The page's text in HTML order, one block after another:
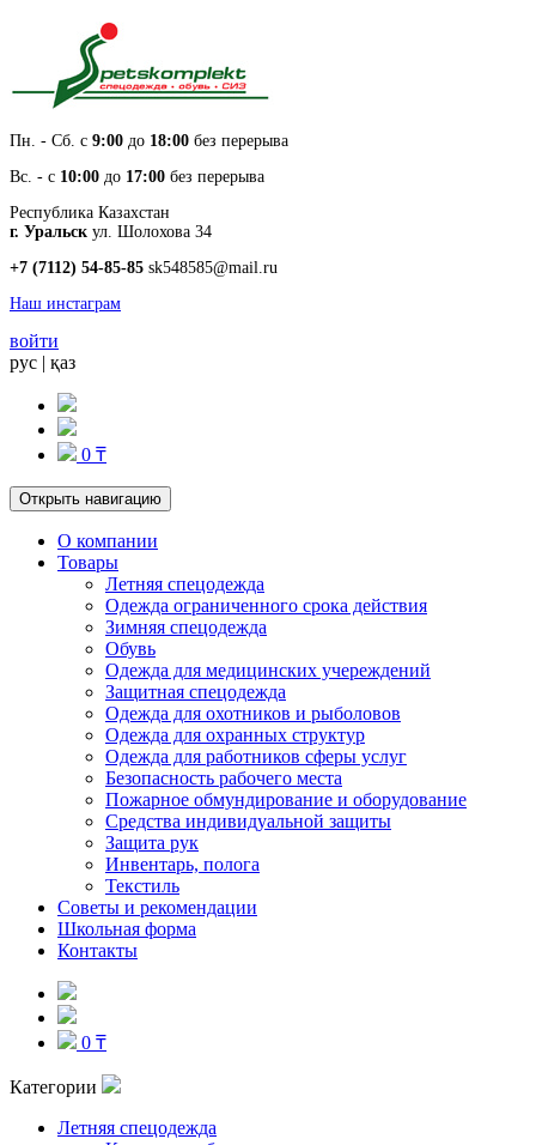
Пн. - Cб. с 9:00 до 18:00 без перерыва
Вс. - с 10:00 до 17:00 без перерыва
Республика Казахстан
г. Уральск ул. Шолохова 34
+7 (7112) 54-85-85 sk548585@mail.ru
Наш инстаграм
войти
рус | қаз
0 ₸
Открыть навигацию
О компании
Товары
Летняя спецодежда
Одежда ограниченного срока действия
Зимняя спецодежда
Обувь
Одежда для медицинских учереждений
Защитная спецодежда
Одежда для охотников и рыболовов
Одежда для охранных структур
Одежда для работников сферы услуг
Безопасность рабочего места
Пожарное обмундирование и оборудование
Средства индивидуальной защиты
Защита рук
Инвентарь, полога
Текстиль
Советы и рекомендации
Школьная форма
Контакты
0 ₸
Категории
Летняя спецодежда